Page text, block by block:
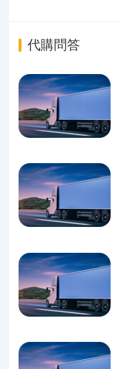
代購問答